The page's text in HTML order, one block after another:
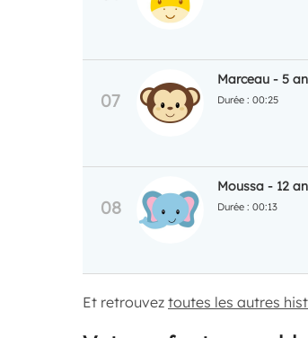
Marceau - 5
00:25
Moussa - 12
00:13
Et retrouvez toutes les autres